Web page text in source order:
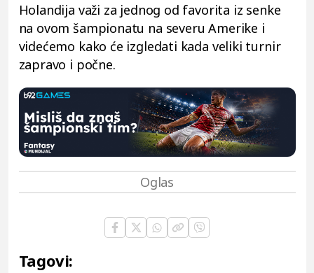
Holandija važi za jednog od favorita iz senke
na ovom šampionatu na severu Amerike i
videćemo kako će izgledati kada veliki turnir
zapravo i počne.
Tagovi: